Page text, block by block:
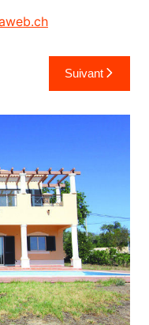
Suivant